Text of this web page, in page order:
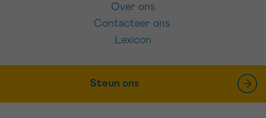
Over ons
Contacteer ons
Lexicon
Steun ons